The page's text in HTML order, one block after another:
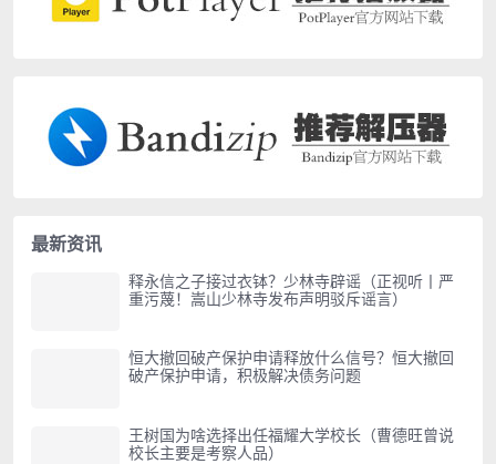
最新资讯
释永信之子接过衣钵？少林寺辟谣（正视听丨严
重污蔑！嵩山少林寺发布声明驳斥谣言）
恒大撤回破产保护申请释放什么信号？恒大撤回
破产保护申请，积极解决债务问题
王树国为啥选择出任福耀大学校长（曹德旺曾说
校长主要是考察人品）